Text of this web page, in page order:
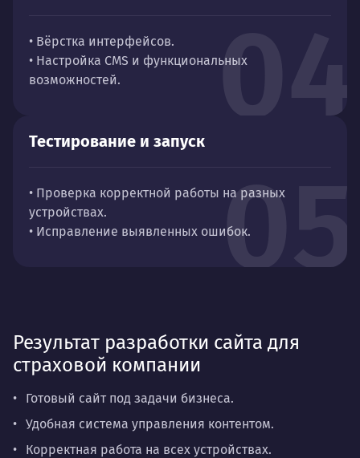
04
• Вёрстка интерфейсов.
• Настройка CMS и функциональных
возможностей.
05
Тестирование и запуск
• Проверка корректной работы на разных
устройствах.
• Исправление выявленных ошибок.
Результат разработки сайта для
страховой компании
Готовый сайт под задачи бизнеса.
Удобная система управления контентом.
Корректная работа на всех устройствах.